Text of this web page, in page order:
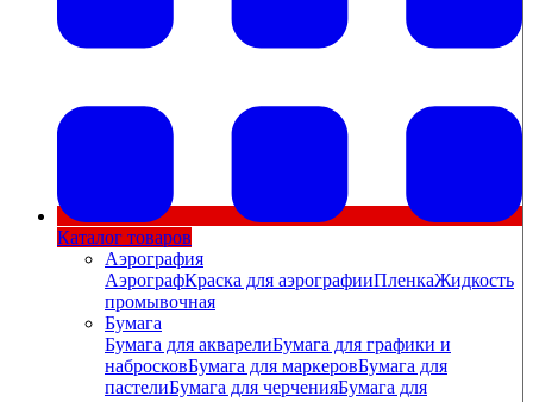
Каталог товаров
Аэрография
АэрографКраска для аэрографииПленкаЖидкость
промывочная
Бумага
Бумага для акварелиБумага для графики и
набросковБумага для маркеровБумага для
пастелиБумага для черченияБумага для